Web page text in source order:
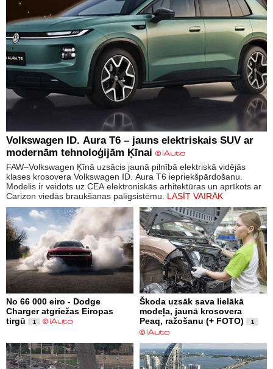
Volkswagen ID. Aura T6 – jauns elektriskais SUV ar
modernām tehnoloģijām Ķīnai
FAW–Volkswagen Ķīnā uzsācis jaunā pilnībā elektriskā vidējās
klases krosovera Volkswagen ID. Aura T6 iepriekšpārdošanu.
Modelis ir veidots uz CEA elektroniskās arhitektūras un aprīkots ar
Carizon viedās braukšanas palīgsistēmu. LASĪT VAIRĀK
No 66 000 eiro - Dodge
Charger atgriežas Eiropas
tirgū
1
Škoda uzsāk sava lielākā
modeļa, jaunā krosovera
Peaq, ražošanu (+ FOTO)
1